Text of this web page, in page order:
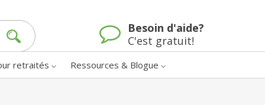
Besoin d'aide?
C'est gratuit!
retraités Ressources & Blogue